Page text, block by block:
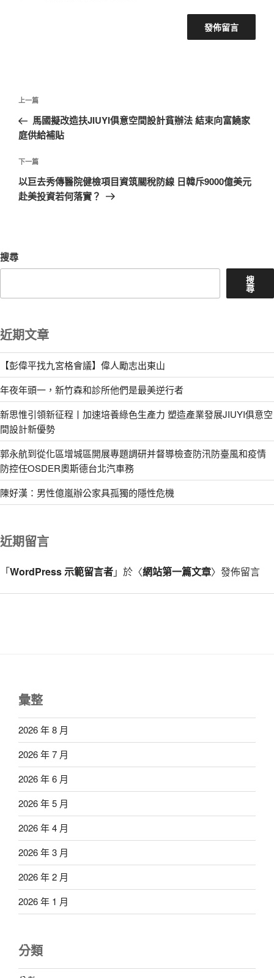
文
導
覽
上
一
篇
章
上一篇
馬國擬改造扶JIUYI俱意空間設計貧辦法 結束向富饒家
庭供給補貼
下
一
篇
下一篇
以巨去秀傳醫院健檢項目資筑關稅防線 日韓斥9000億美元
赴美投資若何落實？
搜尋
搜
尋
近期文章
【彭偉平找九宮格會議】偉人勵志出東山
年夜年頭一，新竹森和診所他們是最美逆行者
新思惟引領新征程丨加速培養綠色生產力 塑造產業發展JIUYI俱意空
間設計新優勢
郭永航到從化區增城區開展專題調研并督導檢查防汛防臺風和疫情
防控任OSDER奧斯德台北汽車務
陳好漢：男性億嵐辦公家具孤獨的隱性危機
近期留言
「WordPress 示範留言者」於〈網站第一篇文章〉發佈留言
彙整
2026 年 8 月
2026 年 7 月
2026 年 6 月
2026 年 5 月
2026 年 4 月
2026 年 3 月
2026 年 2 月
2026 年 1 月
分類